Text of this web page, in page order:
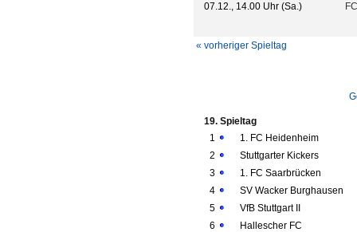
07.12., 14.00 Uhr (Sa.)
« vorheriger Spieltag
19. Spieltag
1
1. FC Heidenheim
2
Stuttgarter Kickers
3
1. FC Saarbrücken
4
SV Wacker Burghausen
5
VfB Stuttgart II
6
Hallescher FC